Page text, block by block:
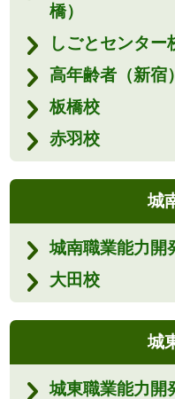
橋）
しごとセンター
高年齢者（新宿
板橋校
赤羽校
城
城南職業能力開
大田校
城
城東職業能力開